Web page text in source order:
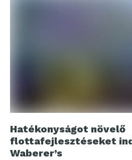
Hatékonyságot növelő
flottafejlesztéseket
Waberer’s